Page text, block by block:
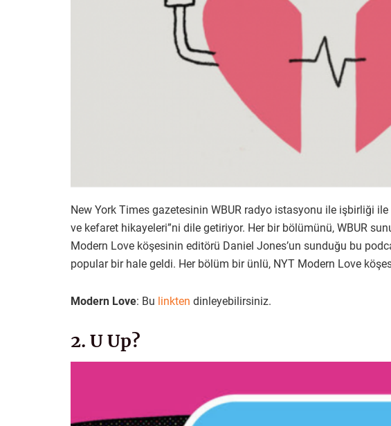
New York Times gazetesinin WBUR radyo istasyonu ile işbirliği
ve kefaret hikayeleri”ni dile getiriyor. Her bir bölümünü, WBUR
Modern Love köşesinin editörü Daniel Jones’un sunduğu bu
popular bir hale geldi. Her bölüm bir ünlü, NYT Modern Love
Modern Love: Bu linkten dinleyebilirsiniz.
2. U Up?